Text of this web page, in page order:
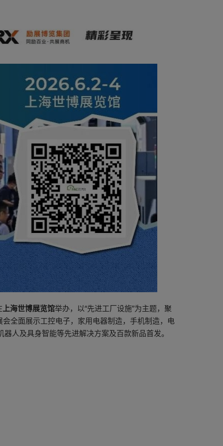
上海世博展览馆举办，以“先进工厂设施”为主题，聚
全面展示工控电子，家用电器制造，手机制造，电
人及具身智能等先进解决方案及百款新品首发。